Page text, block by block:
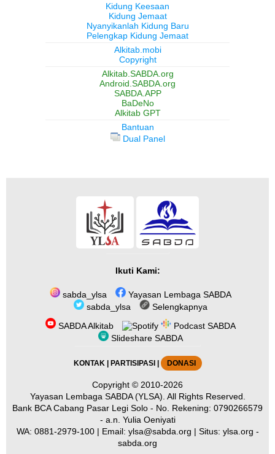
Kidung Keesaan
Kidung Jemaat
Nyanyikanlah Kidung Baru
Pelengkap Kidung Jemaat
Alkitab.mobi
Copyright
Alkitab.SABDA.org
Android.SABDA.org
SABDA.APP
BaDeNo
Alkitab GPT
Bantuan
Dual Panel
Ikuti Kami:
sabda_ylsa
Yayasan Lembaga SABDA
sabda_ylsa
Selengkapnya
SABDA Alkitab
Podcast SABDA
Slideshare SABDA
KONTAK | PARTISIPASI| DONASI
Copyright © 2010-2026
Yayasan Lembaga SABDA (YLSA). All Rights Reserved.
Bank BCA Cabang Pasar Legi Solo - No. Rekening: 0790266579
- a.n. Yulia Oeniyati
WA: 0881-2979-100| Email: ylsa@sabda.org | Situs: ylsa.org -
sabda.org